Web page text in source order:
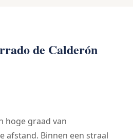
de Calderón
hoge graad van
afstand. Binnen een straal